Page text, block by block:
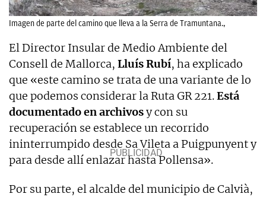
Imagen de parte del camino que lleva a la Serra de Tramuntana.,
El Director Insular de Medio Ambiente del
Consell de Mallorca, Lluís Rubí, ha explicado
que «este camino se trata de una variante de lo
que podemos considerar la Ruta GR 221.Está
documentado en archivosy con su
recuperación se establece un recorrido
ininterrumpido desde Sa Vileta a Puigpunyent y
para desde allí enlazar hasta Pollensa».
Por su parte, el alcalde del municipio de Calvià,